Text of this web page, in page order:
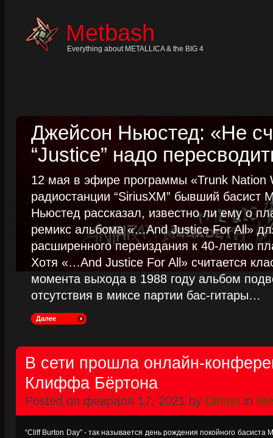
Metbash
Everything about METALLICA & the BIG 4
Джейсон Ньюстед: «Не
“Justice” надо
12 мая в эфире программы «Trunk Nation
радиостанции “SiriusXM” бывший басист
Ньюстед рассказал, известно ли ему о
ремикс альбома «…And Justice For All»
расширенного переиздания к 40-летию
Хотя «…And Justice For All» считается
момента выхода в 1988 году альбом
отсутствия в миксе партии бас-гитары…
Далее
В сети прошла онлайн-
Клиффа Бёртона
Posted on февраля 17, 2021 by Dimon in
“Cliff Burton Day” - так называется день рождения покойного